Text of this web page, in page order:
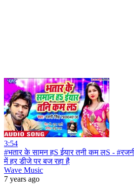
3:54
#भतार के सामन हS ईयार तनी कम लS - #रजनी
में हर डीजे पर बज रहा है
Wave Music
7 years ago